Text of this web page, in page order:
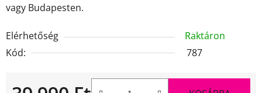
vagy Budapesten.
Elérhetőség
Raktáron
Kód:
787